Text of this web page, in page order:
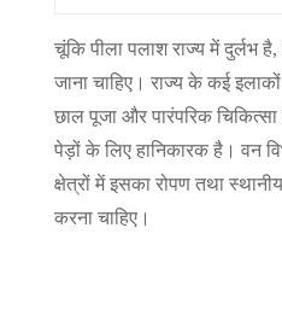
चूंकि पीला पलाश राज्य में दुर्लभ
जाना चाहिए। राज्य के कई इलाकों
छाल पूजा और पारंपरिक
पेड़ों के लिए हानिकारक है। वन
क्षेत्रों में इसका रोपण तथा
करना चाहिए।